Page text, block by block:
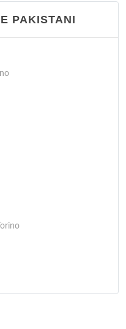
PAKISTANI